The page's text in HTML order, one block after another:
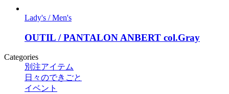
Lady's / Men's
OUTIL / PANTALON ANBERT col.Gray
Categories
別注アイテム
日々のできごと
イベント